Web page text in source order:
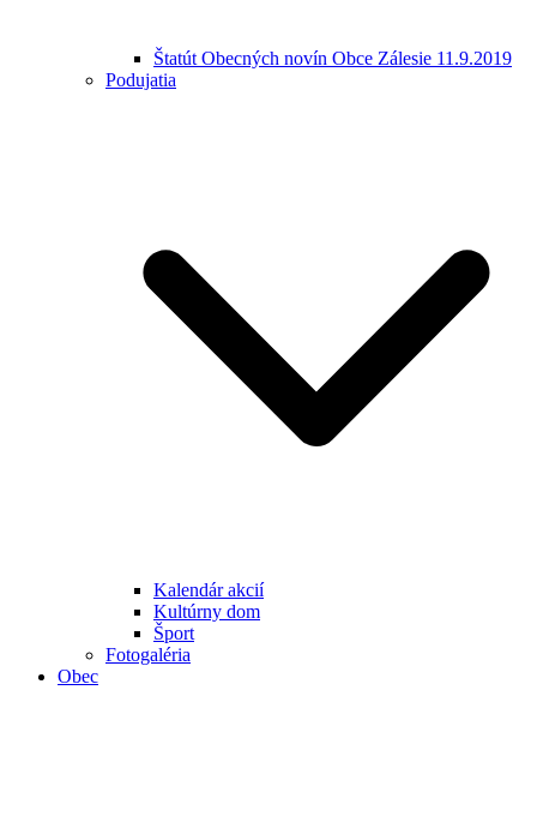
Štatút Obecných novín Obce Zálesie 11.9.2019
Podujatia
Kalendár akcií
Kultúrny dom
Šport
Fotogaléria
Obec